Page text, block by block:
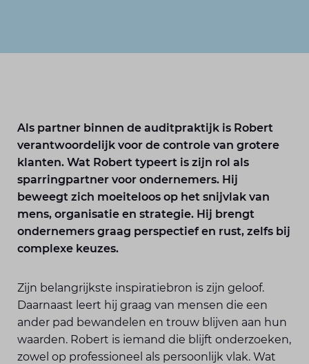
Als partner binnen de auditpraktijk is Robert
verantwoordelijk voor de controle van grotere
klanten. Wat Robert typeert is zijn rol als
sparringpartner voor ondernemers. Hij
beweegt zich moeiteloos op het snijvlak van
mens, organisatie en strategie. Hij brengt
ondernemers graag perspectief en rust, zelfs bij
complexe keuzes.
Zijn belangrijkste inspiratiebron is zijn geloof.
Daarnaast leert hij graag van mensen die een
ander pad bewandelen en trouw blijven aan hun
waarden. Robert is iemand die blijft onderzoeken,
zowel op professioneel als persoonlijk vlak. Wat